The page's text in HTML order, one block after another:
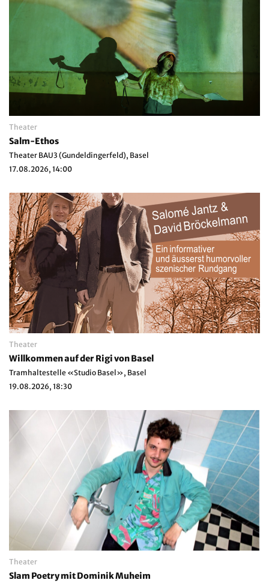
Theater
Salm-Ethos
Theater BAU3 (Gundeldingerfeld), Basel
17.08.2026, 14:00
Theater
Willkommen auf der Rigi von Basel
Tramhaltestelle «Studio Basel», Basel
19.08.2026, 18:30
Theater
Slam Poetry mit Dominik Muheim